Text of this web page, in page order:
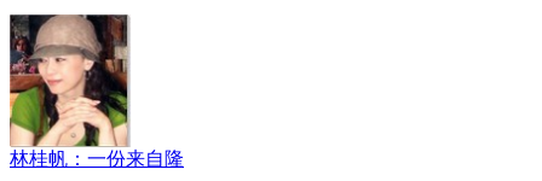
林桂帆：一份来自隆